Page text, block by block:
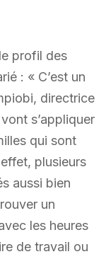
profil des
: « C’est un
directrice
s’appliquer
qui sont
plusieurs
aussi bien
un
les heures
de travail ou